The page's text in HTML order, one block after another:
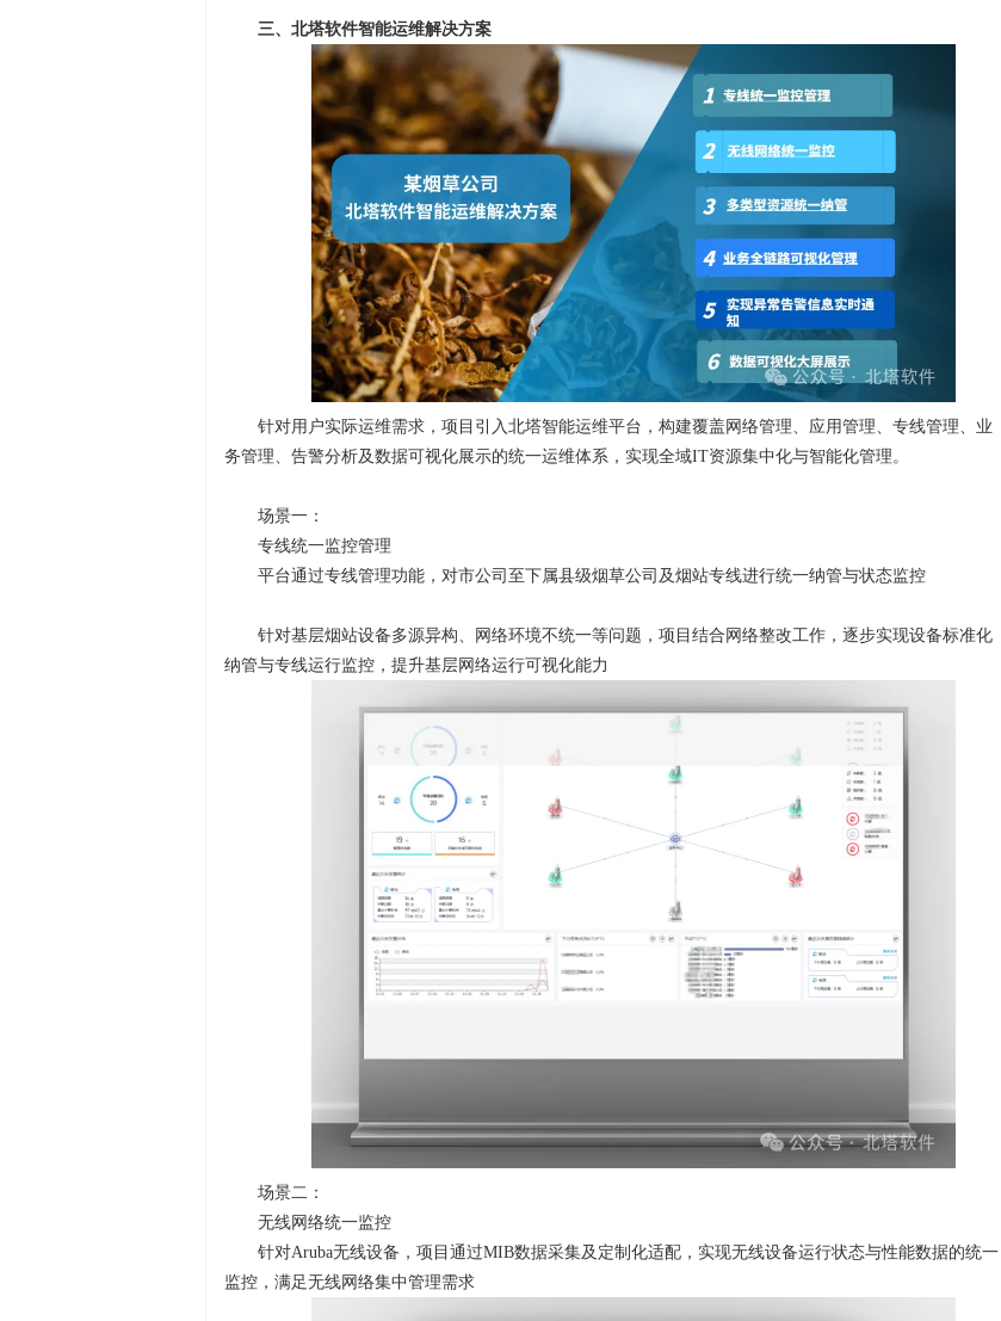
三、北塔软件智能运维解决方案
针对用户实际运维需求，项目引入北塔智能运维平台，构建覆盖网络管理、应用管理、专线管理、业
务管理、告警分析及数据可视化展示的统一运维体系，实现全域IT资源集中化与智能化管理。
场景一：
专线统一监控管理
平台通过专线管理功能，对市公司至下属县级烟草公司及烟站专线进行统一纳管与状态监控
针对基层烟站设备多源异构、网络环境不统一等问题，项目结合网络整改工作，逐步实现设备标准化
纳管与专线运行监控，提升基层网络运行可视化能力
场景二：
无线网络统一监控
针对Aruba无线设备，项目通过MIB数据采集及定制化适配，实现无线设备运行状态与性能数据的统一
监控，满足无线网络集中管理需求